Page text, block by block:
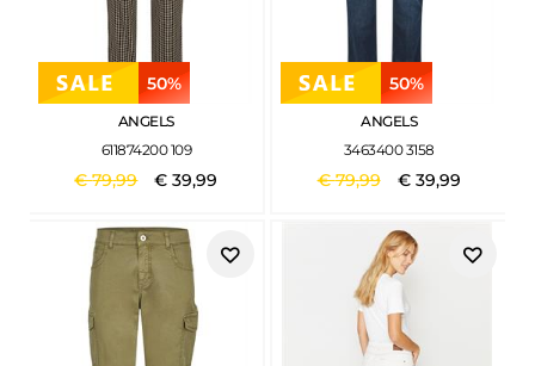
50%
ANGELS
611874200 109
€79,99 €39,99
50%
ANGELS
3463400 3158
€79,99 € 39,99